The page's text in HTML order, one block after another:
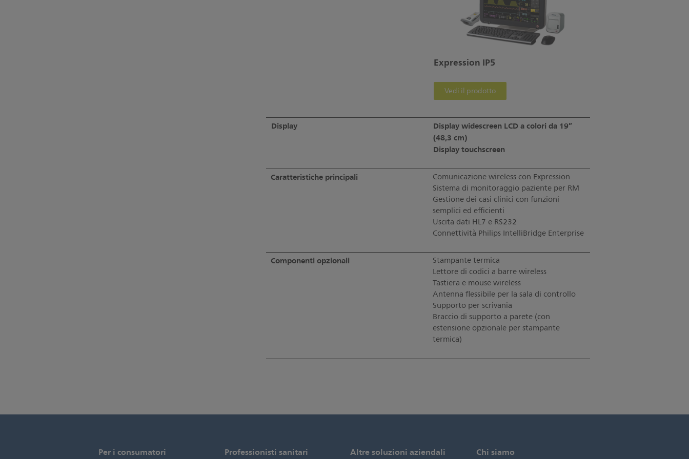
Expression IP5
Vedi il prodotto
Display
Display widescreen LCD a colori da 19”
(48,3 cm)
Display touchscreen
Caratteristiche principali
Comunicazione wireless con Expression
Sistema di monitoraggio paziente per RM
Gestione dei casi clinici con funzioni
semplici ed efficienti
Uscita dati HL7 e RS232
Connettività Philips IntelliBridge Enterprise
Componenti opzionali
Stampante termica
Lettore di codici a barre wireless
Tastiera e mouse wireless
Antenna flessibile per la sala di controllo
Supporto per scrivania
Braccio di supporto a parete (con
estensione opzionale per stampante
termica)
Per i consumatori Professionisti sanitari Altre soluzioni aziendali Chi siamo